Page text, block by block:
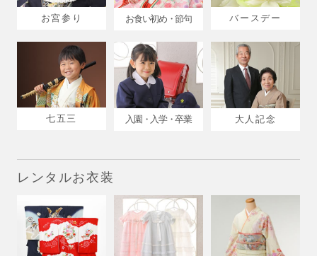
お宮参り お食い初め・節句 バースデー
七五三 入園・入学・卒業 大人記念
レンタルお衣装